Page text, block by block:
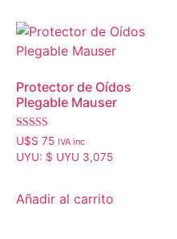
Protector de Oídos
Plegable Mauser
Valorado
con
4.50
U$S 75 IVA inc
UYU: $ UYU 3,075
Añadir al carrito